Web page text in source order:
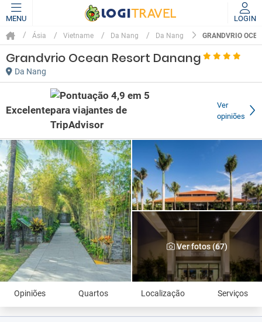
MENU LOGIN
Ásia Vietname Da Nang Da Nang GRANDVRIO
Grandvrio Ocean Resort Danang
Da Nang
Excelente
Ver
opiniões
Ver fotos (67)
Opiniões Quartos Localização Serviços